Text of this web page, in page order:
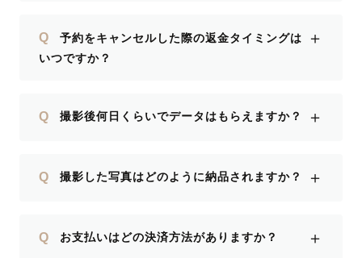
Q
予約をキャンセルした際の返金タイミングは
いつですか？
＋
Q 撮影後何日くらいでデータはもらえますか？ ＋
Q 撮影した写真はどのように納品されますか？ ＋
Q お支払いはどの決済方法がありますか？ ＋